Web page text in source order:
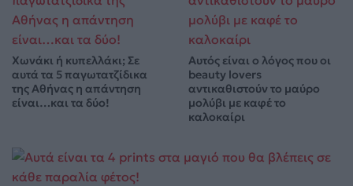
Χωνάκι ή κυπελλάκι; Σε
αυτά τα 5 παγωτατζίδικα
της Αθήνας η απάντηση
είναι…και τα δύο!
Αυτός είναι ο λόγος που οι
beauty lovers
αντικαθιστούν το μαύρο
μολύβι με καφέ το
καλοκαίρι